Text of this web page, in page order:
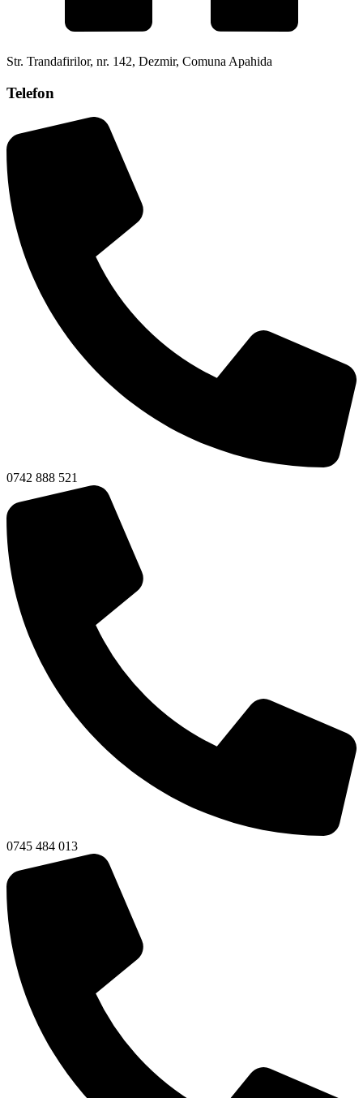
Str. Trandafirilor, nr. 142, Dezmir, Comuna Apahida
Telefon
0742 888 521
0745 484 013